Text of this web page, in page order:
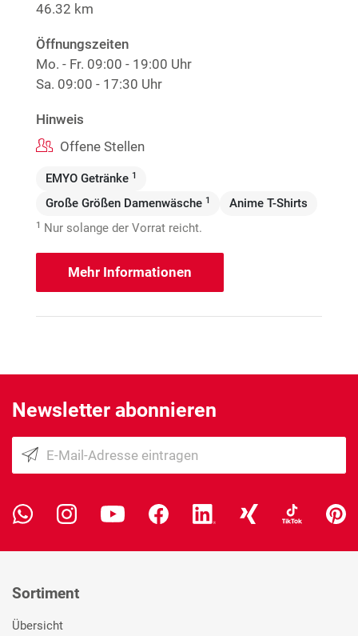
46.32 km
Öffnungszeiten
Mo. - Fr. 09:00 - 19:00 Uhr
Sa. 09:00 - 17:30 Uhr
Hinweis
Offene Stellen
EMYO Getränke 1
Große Größen Damenwäsche 1 Anime T-Shirts
1 Nur solange der Vorrat reicht.
Mehr Informationen
Newsletter abonnieren
Sortiment
Übersicht